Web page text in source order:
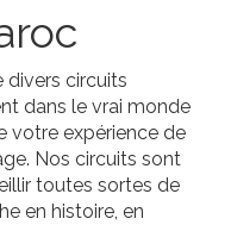
divers circuits
dans le vrai monde
votre expérience de
Nos circuits sont
toutes sortes de
en histoire, en